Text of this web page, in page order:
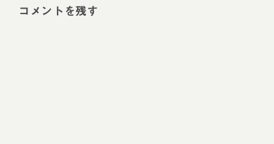
コメントを残す